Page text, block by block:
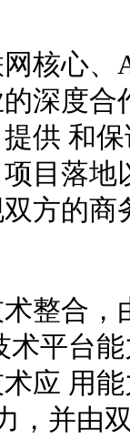
核心
深度
供 和
目落
方的商
整合
术平台
应 用
，并由